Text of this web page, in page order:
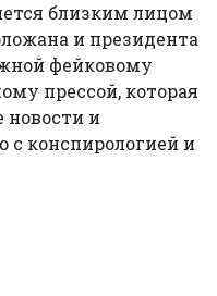
близким лицом
и президента
фейковому
прессой, которая
новости и
конспирологией и